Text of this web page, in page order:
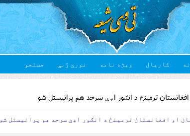
کاریال ویژه نامه نورې ژبې جستجو
ترمینځ د انګور اډې سرحد هم پرانیستل شو
او افغانستان ترمینځ د انګور اډې سرحد هم پرانیستل شو